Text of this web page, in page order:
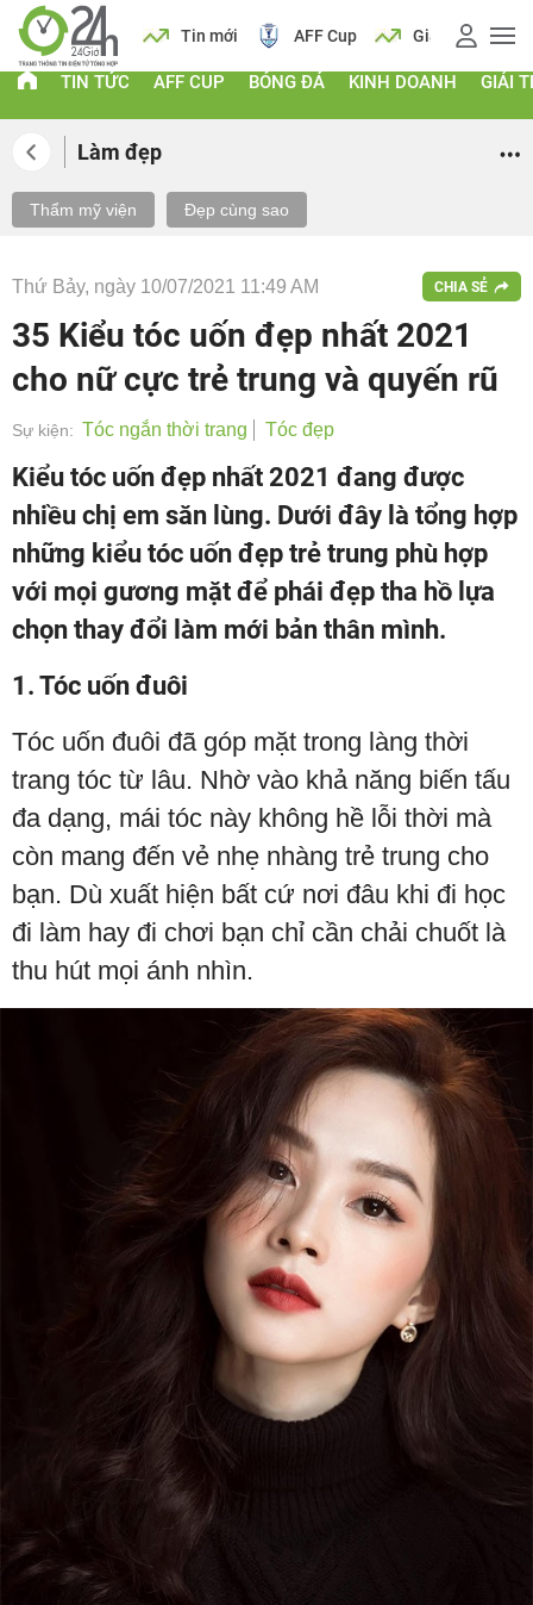
Lịch Tin mới AFF Cup Giá vàng
TIN TỨC AFF CUP BÓNG ĐÁ KINH DOANH GIẢI
Làm đẹp
Thẩm mỹ viện Đẹp cùng sao
Thứ Bảy, ngày 10/07/2021 11:49 AM CHIA SẺ
35 Kiểu tóc uốn đẹp nhất 2021
cho nữ cực trẻ trung và quyến rũ
Sự kiện: Tóc ngắn thời trang Tóc đẹp
Kiểu tóc uốn đẹp nhất 2021 đang được
nhiều chị em săn lùng. Dưới đây là tổng hợp
những kiểu tóc uốn đẹp trẻ trung phù hợp
với mọi gương mặt để phái đẹp tha hồ lựa
chọn thay đổi làm mới bản thân mình.
1. Tóc uốn đuôi
Tóc uốn đuôi đã góp mặt trong làng thời
trang tóc từ lâu. Nhờ vào khả năng biến tấu
đa dạng, mái tóc này không hề lỗi thời mà
còn mang đến vẻ nhẹ nhàng trẻ trung cho
bạn. Dù xuất hiện bất cứ nơi đâu khi đi học
đi làm hay đi chơi bạn chỉ cần chải chuốt là
thu hút mọi ánh nhìn.